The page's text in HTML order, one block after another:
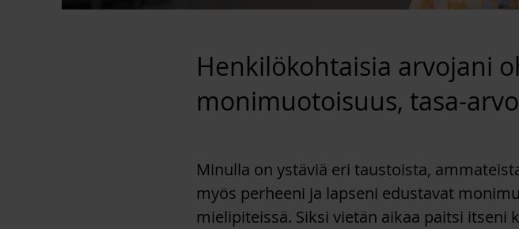
Henkilökohtaisia arvojani
monimuotoisuus, tasa-
Minulla on ystäviä eri taustoista,
myös perheeni ja lapseni edustavat
mielipiteissä. Siksi vietän aikaa paitsi